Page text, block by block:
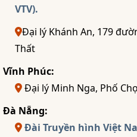
VTV).
Đại lý Khánh An, 179
Thất
Vĩnh Phúc:
Đại lý Minh Nga, Phố
Đà Nẵng:
Đài Truyền hình Việt